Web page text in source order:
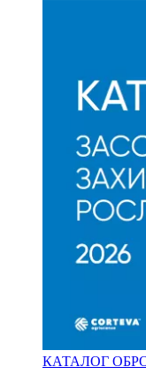
КАТАЛОГ